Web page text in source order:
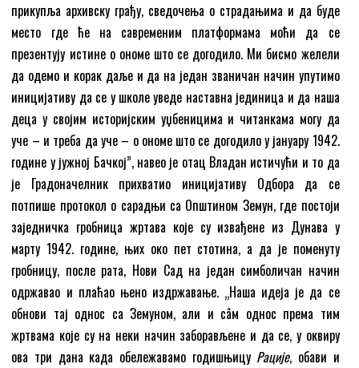
прикупља архивску грађу, сведочења о страдањима и да буде
место где ће на савременим платформама моћи да се
презентују истине о ономе што се догодило. Ми бисмо желели
да одемо и корак даље и да на један званичан начин упутимо
иницијативу да се у школе уведе наставна јединица и да наша
деца у својим историјским уџбеницима и читанкама могу да
уче – и треба да уче – о ономе што се догодило у јануару 1942.
године у јужној Бачкој”, навео је отац Владан истичући и то да
је Градоначелник прихватио иницијативу Одбора да се
потпише протокол о сарадњи са Општином Земун, где постоји
заједничка гробница жртава које су извађене из Дунава у
марту 1942. године, њих око пет стотина, а да је поменуту
гробницу, после рата, Нови Сад на један симболичан начин
одржавао и плаћао њено издржавање. „Наша идеја је да се
обнови тај однос са Земуном, али и сâм однос према тим
жртвама које су на неки начин заборављене и да се, у оквиру
ова три дана када обележавамо годишњицу Рације, обави и